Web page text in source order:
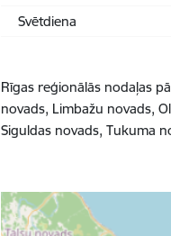
Svētdiena
Rīgas reģionālās nodaļas
novads, Limbažu novads,
Siguldas novads, Tukuma